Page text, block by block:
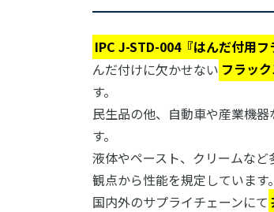
IPC J-STD-004『はんだ付用フ
んだ付けに欠かせない フラッ
す。
民生品の他、自動車や産業機
す。
液体やペースト、クリームなど
観点から性能を規定しています。
国内外のサプライチェーンにて